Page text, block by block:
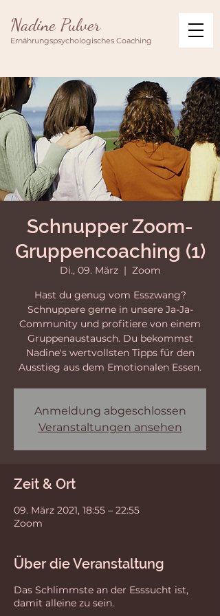
Nadine Pulver
Ernährungspsychologisches Coaching
Schnupper Zoom-
Gruppencoaching (1)
Di., 09. März
  |
Zoom
Hast du genug vom Esszwang?
Schnuppere gerne in unsere Ja-Ja-
Community und profitiere von einem
Gruppenaustausch. Du bekommst
Nadine's wertvollsten Tipps für den
Ausstieg aus dem Emotionalen Essen.
Anmeldung abgeschlossen
Veranstaltungen ansehen
Zeit & Ort
09. März 2021, 18:55 – 22:55
Zoom
Über die Veranstaltung
Das Schlimmste an der Esssucht ist,
damit alleine zu sein.